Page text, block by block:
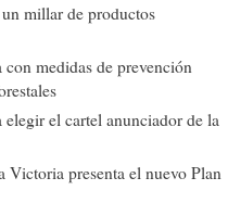
millar de productos
medidas de prevención
el cartel anunciador de la
presenta el nuevo Plan